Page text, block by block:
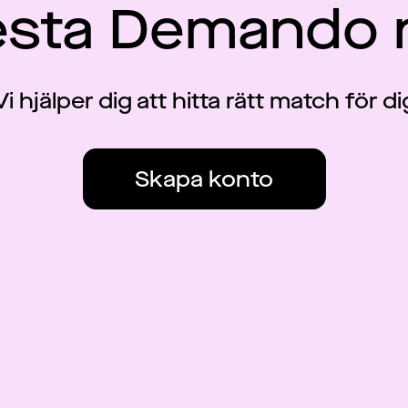
Demando
hjälper dig att hitta rätt match för
Skapa konto